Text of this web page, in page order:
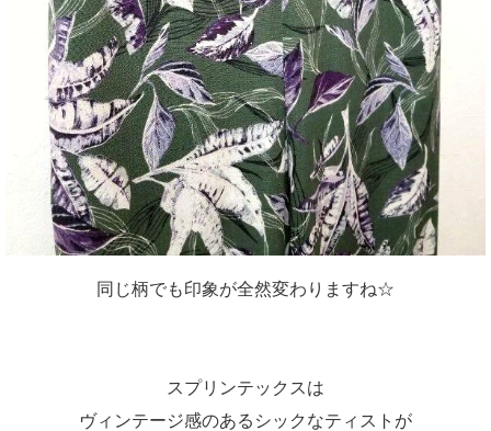
同じ柄でも印象が全然変わりますね☆
スプリンテックスは
ヴィンテージ感のあるシックなティストが